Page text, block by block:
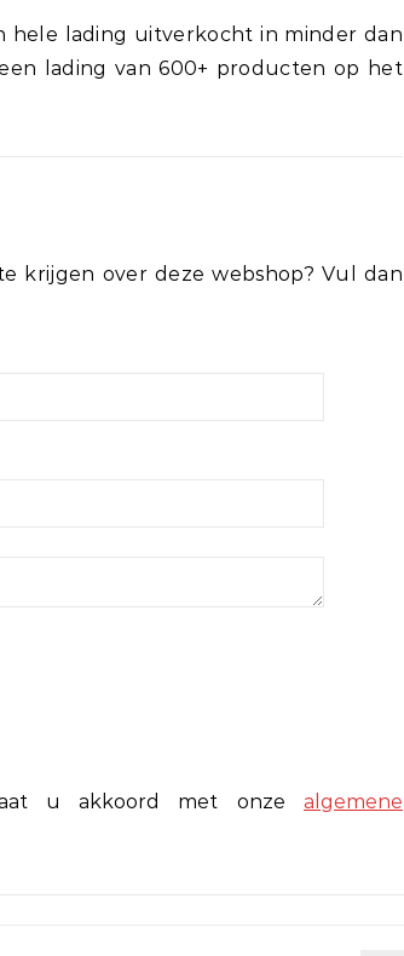
hele lading uitverkocht in minder dan
lading van 600+ producten op het
krijgen over deze webshop? Vul dan
u akkoord met onze algemene